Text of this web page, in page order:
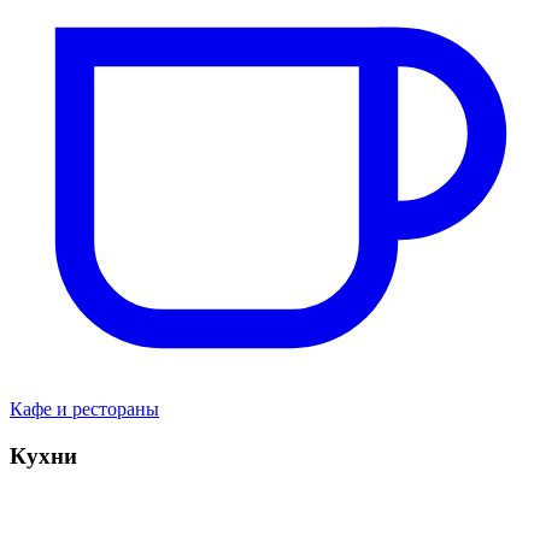
Кафе и рестораны
Кухни